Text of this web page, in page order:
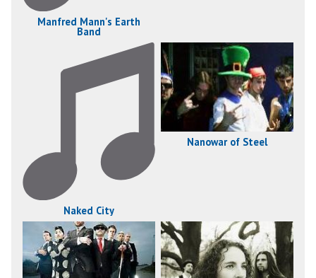
Manfred Mann's Earth
Band
Naked City
Nanowar of Steel